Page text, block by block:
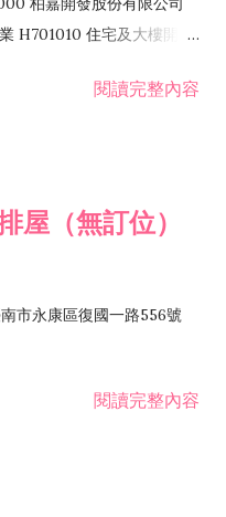
H701010 住宅及大樓開發
不動產租賃業 I503010
閱讀完整內容
屋（無訂位）
市永康區復國一路556號
閱讀完整內容